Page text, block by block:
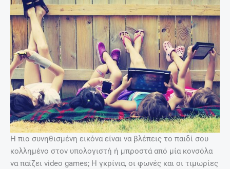
Η πιο συνηθισμένη εικόνα είναι να βλέπεις το παιδί σου
κολλημένο στον υπολογιστή ή μπροστά από μία κονσόλα
να παίζει video games; Η γκρίνια, οι φωνές και οι τιμωρίες